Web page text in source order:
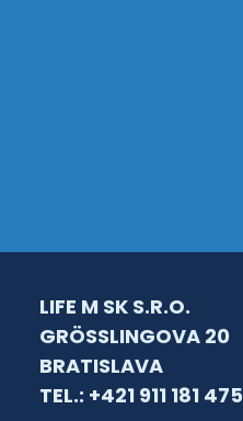
LIFE M SK S.R.O.
GRÖSSLINGOVA 20
BRATISLAVA
TEL.: +421 911 181 475